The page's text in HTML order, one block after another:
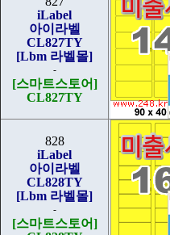
iLabel
아이라벨
CL827TY
[Lbm 라벨몰]
-
[스마트스토어]
CL827TY
828
iLabel
아이라벨
CL828TY
[Lbm 라벨몰]
-
[스마트스토어]